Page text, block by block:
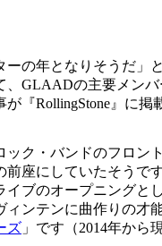
の年となりそうだ」
GLAADの主要メン
『RollingStone』に掲
ック・バンドのフロン
座にしていたそうで
イブのオープニング
ンテンに曲作りの才
ズ 」です（2014年から